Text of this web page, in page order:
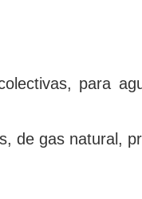
para
de gas natural,